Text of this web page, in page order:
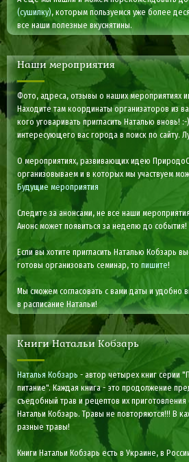
(сушилку), которым пользуемся уже более
все наши полезные вкуснятины.
Наши мероприятия
Фото, адреса, отзывы о наших мероприятиях
Находите там координаты организаторов из
кого уговаривать пригласить Наталью вновь!
интересующего вас города в поиск по сайту.
О мероприятиях, развивающих идею
организовываем и в которых мы участвуем
Будущие мероприятия
Следите за анонсами, не все наши
Анонс может появиться за неделю до события!
Если вы хотите пригласить Наталью Кобзарь
готовы организовать семинар, топишите!
Мы сможем согласовать с вами даты и удобно
в расписание Натальи!
Книги Натальи Кобзарь
Наталья Кобзарь - автор четырех книг серии
питание". Каждая книга - это продолжение
съедобный трав и рецептов их приготовления
Натальи Кобзарь. Травы не повторяются!!! В
разные травы!
Книги Натальи Кобзарь есть в Украине, в